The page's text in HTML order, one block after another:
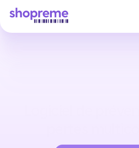
Un nouveau shérif veille à réduire la